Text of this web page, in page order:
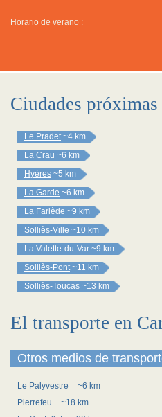
Horario de verano :
Ciudades próximas
Le Pradet ~4 km
La Crau ~6 km
Hyères ~5 km
La Garde ~6 km
La Farlède ~9 km
Solliès-Ville ~10 km
La Valette-du-Var ~9 km
Solliès-Pont ~11 km
Solliès-Toucas ~13 km
El transporte en
Otros medios de
Le Palyvestre
~6 km
Pierrefeu
~18 km